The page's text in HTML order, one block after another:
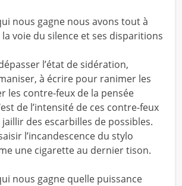
nous gagne nous avons tout à
voie du silence et ses disparitions
l’état de sidération,
à écrire pour ranimer les
les contre-feux de la pensée
de l’intensité de ces contre-feux
des escarbilles de possibles.
l’incandescence du stylo
une cigarette au dernier tison.
nous gagne quelle puissance